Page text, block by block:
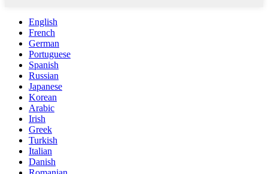
English
French
German
Portuguese
Spanish
Russian
Japanese
Korean
Arabic
Irish
Greek
Turkish
Italian
Danish